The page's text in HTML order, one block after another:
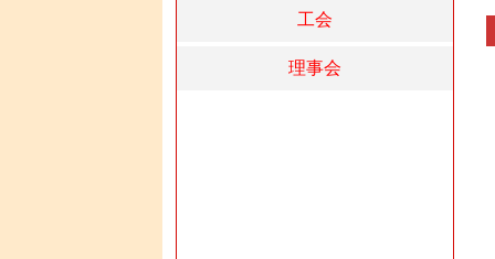
工会
理事会